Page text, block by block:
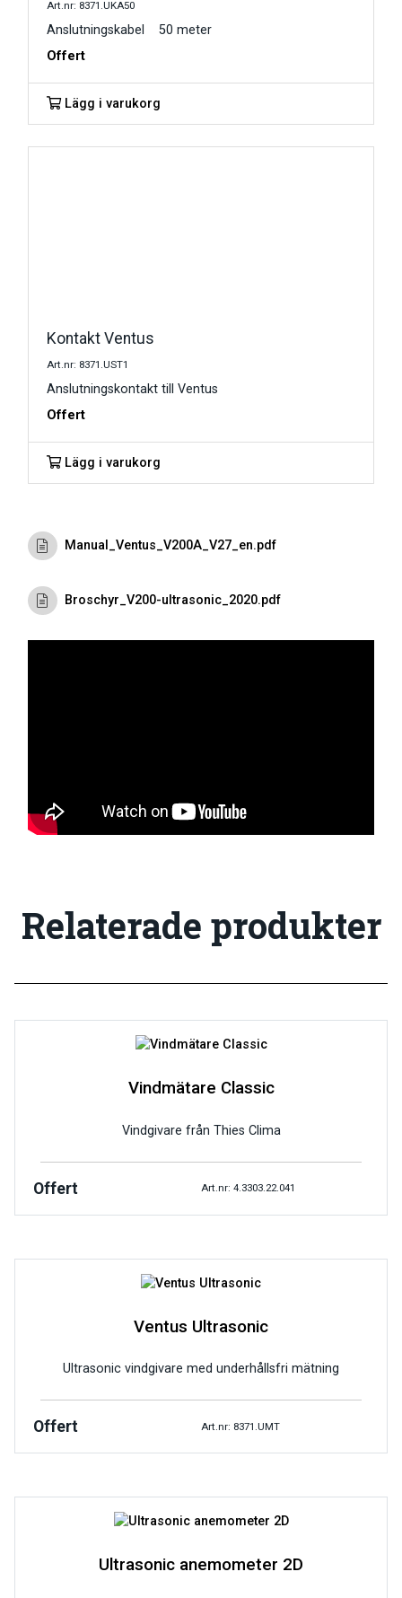
Art.nr: 8371.UKA50
Anslutningskabel 50 meter
Offert
Lägg i varukorg
Kontakt Ventus
Art.nr: 8371.UST1
Anslutningskontakt till Ventus
Offert
Lägg i varukorg
Manual_Ventus_V200A_V27_en.pdf
Broschyr_V200-ultrasonic_2020.pdf
Relaterade produkter
Vindmätare Classic
Vindgivare från Thies Clima
Offert Art.nr: 4.3303.22.041
Ventus Ultrasonic
Ultrasonic vindgivare med underhållsfri mätning
Offert Art.nr: 8371.UMT
Ultrasonic anemometer 2D